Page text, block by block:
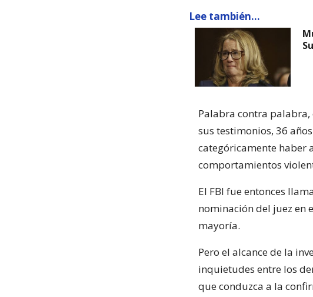
Lee también...
Palabra contra palabra,
sus testimonios, 36
categóricamente haber
comportamientos
El FBI fue entonces
nominación del juez en
mayoría.
Pero el alcance de la
inquietudes entre los
que conduzca a la